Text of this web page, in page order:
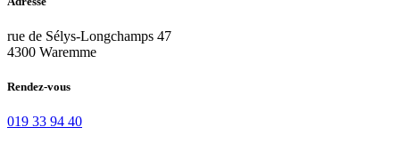
rue de Sélys-Longchamps 47
4300 Waremme
Rendez-vous
019 33 94 40